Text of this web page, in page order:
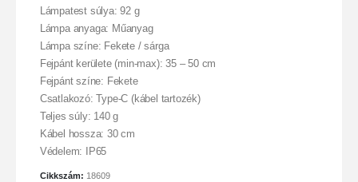
Lámpatest súlya: 92 g
Lámpa anyaga: Műanyag
Lámpa színe: Fekete / sárga
Fejpánt kerülete (min-max): 35 – 50 cm
Fejpánt színe: Fekete
Csatlakozó: Type-C (kábel tartozék)
Teljes súly: 140 g
Kábel hossza: 30 cm
Védelem: IP65
Cikkszám: 18609